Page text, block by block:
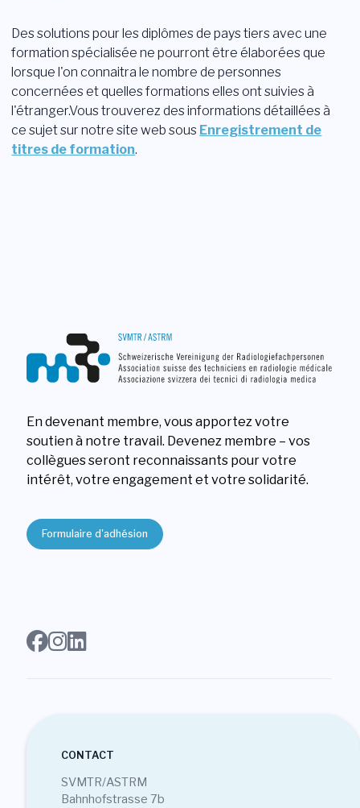
Des solutions pour les diplômes de pays tiers avec une
formation spécialisée ne pourront être élaborées que
lorsque l'on connaitra le nombre de personnes
concernées et quelles formations elles ont suivies à
l'étranger.Vous trouverez des informations détaillées à
ce sujet sur notre site web sous Enregistrement de
titres de formation.
En devenant membre, vous apportez votre
soutien à notre travail. Devenez membre – vos
collègues seront reconnaissants pour votre
intérêt, votre engagement et votre solidarité.
Formulaire d'adhésion
CONTACT
SVMTR/ASTRM
Bahnhofstrasse 7b